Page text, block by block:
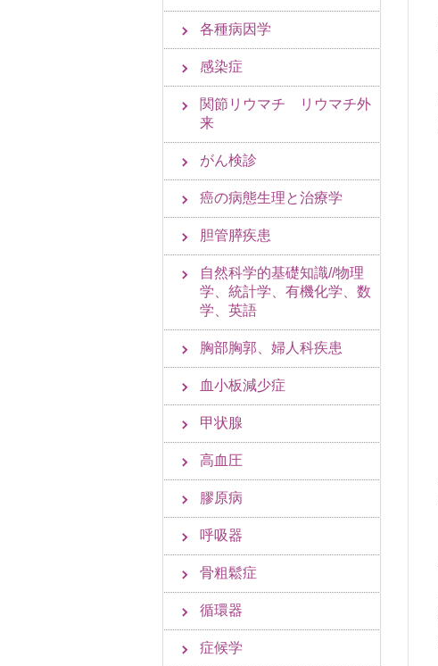
各種病因学
感染症
関節リウマチ リウマチ外
来
がん検診
癌の病態生理と治療学
胆管膵疾患
自然科学的基礎知識//物理
学、統計学、有機化学、数
学、英語
胸部胸郭、婦人科疾患
血小板減少症
甲状腺
高血圧
膠原病
呼吸器
骨粗鬆症
循環器
症候学